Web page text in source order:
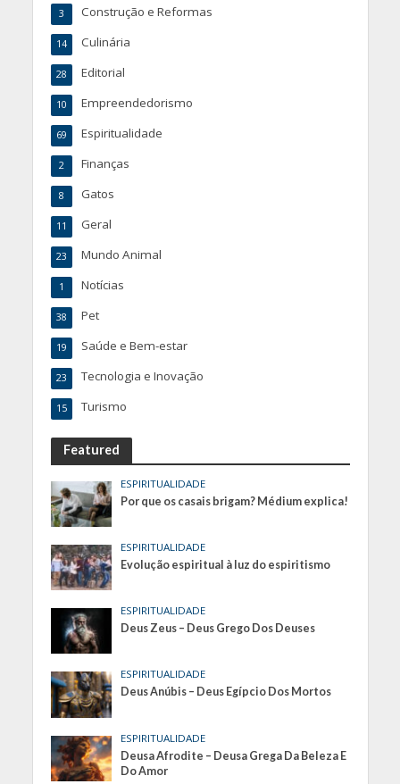
Construção e Reformas
3
Culinária
14
Editorial
28
Empreendedorismo
10
Espiritualidade
69
Finanças
2
Gatos
8
Geral
11
Mundo Animal
23
Notícias
1
Pet
38
Saúde e Bem-estar
19
Tecnologia e Inovação
23
Turismo
15
Featured
ESPIRITUALIDADE
Por que os casais brigam? Médium explica!
ESPIRITUALIDADE
Evolução espiritual à luz do espiritismo
ESPIRITUALIDADE
Deus Zeus – Deus Grego Dos Deuses
ESPIRITUALIDADE
Deus Anúbis – Deus Egípcio Dos Mortos
ESPIRITUALIDADE
Deusa Afrodite – Deusa Grega Da Beleza E
Do Amor